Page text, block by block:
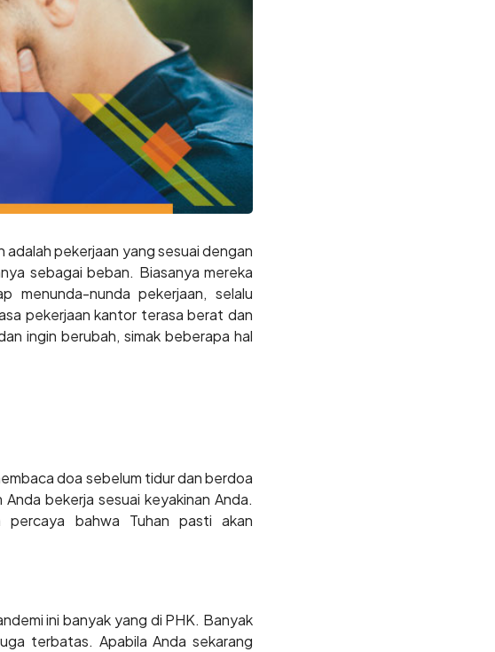
adalah pekerjaan yang sesuai dengan
sebagai beban. Biasanya mereka
menunda-nunda pekerjaan, selalu
pekerjaan kantor terasa berat dan
ingin berubah, simak beberapa hal
doa sebelum tidur dan berdoa
bekerja sesuai keyakinan Anda.
percaya bahwa Tuhan pasti akan
ini banyak yang di PHK. Banyak
terbatas. Apabila Anda sekarang